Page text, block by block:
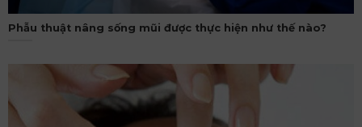
Phẫu thuật nâng sống mũi được thực hiện như thế nào?